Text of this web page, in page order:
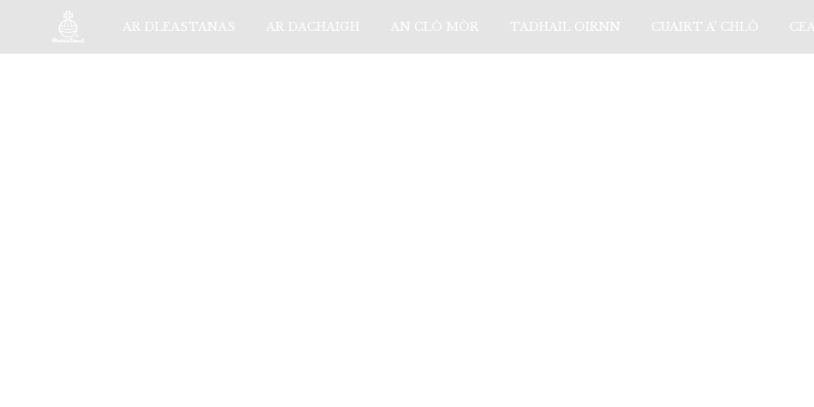
AR DLEASTANAS AR DACHAIGH AN CLÒ MÒR TADHAIL OIRNN CUAIRT A’ CHLÒ